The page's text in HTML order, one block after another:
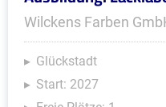
Wilckens Farben
Glückstadt
Start: 2027